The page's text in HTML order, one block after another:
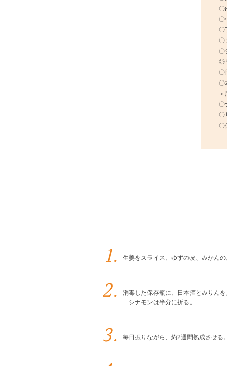
〇
◎
〇
〇
〇
〇
〇
生姜をスライス、ゆずの皮、みかん
消毒した保存瓶に、日本酒とみりん
シナモンは半分に折る。
毎日振りながら、約2週間熟成させる。